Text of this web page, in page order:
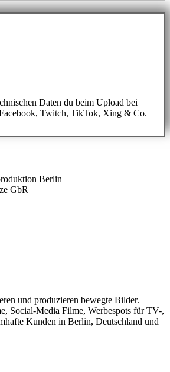
Daten du beim Upload bei
Twitch, TikTok, Xing & Co.
Berlin
GbR
und produzieren bewegte Bilder.
Social-Media Filme, Werbespots für TV-,
Kunden in Berlin, Deutschland und